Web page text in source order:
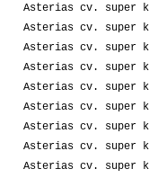
Asterias cv. super
Asterias cv. super
Asterias cv. super
Asterias cv. super
Asterias cv. super
Asterias cv. super
Asterias cv. super
Asterias cv. super
Asterias cv. super